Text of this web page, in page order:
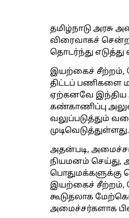
தமிழ்நாடு அரசு
விரைவாகச்
தொடர்ந்து எடுத்து
இயற்கைச் சீற்றம்,
திட்டப் பணிகளை
ஏற்கனவே இந்திய
கண்காணிப்பு
வலுப்படுத்தும்
முடிவெடுத்துள்ளது.
அதன்படி,
நியமனம் செய்து,
இயற்கைச் சீற்றம்,
கூடுதலாக
அமைச்சர்களாக